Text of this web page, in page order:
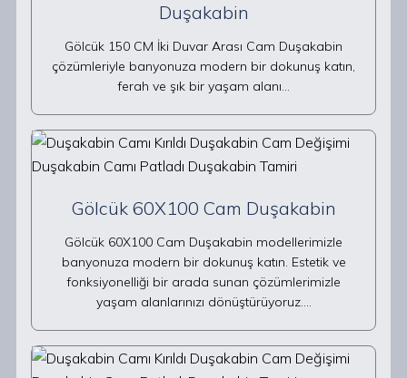
Duşakabin
Gölcük 150 CM İki Duvar Arası Cam Duşakabin
çözümleriyle banyonuza modern bir dokunuş katın,
ferah ve şık bir yaşam alanı…
Gölcük 60X100 Cam Duşakabin
Gölcük 60X100 Cam Duşakabin modellerimizle
banyonuza modern bir dokunuş katın. Estetik ve
fonksiyonelliği bir arada sunan çözümlerimizle
yaşam alanlarınızı dönüştürüyoruz.…